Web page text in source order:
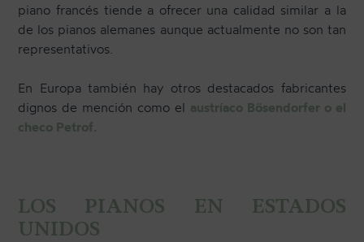
piano francés tiende a ofrecer una calidad similar a la
de los pianos alemanes aunque actualmente no son tan
representativos.
En Europa también hay otros destacados fabricantes
dignos de mención como el austríaco Bösendorfer o el
checo Petrof.
LOS PIANOS EN ESTADOS
UNIDOS